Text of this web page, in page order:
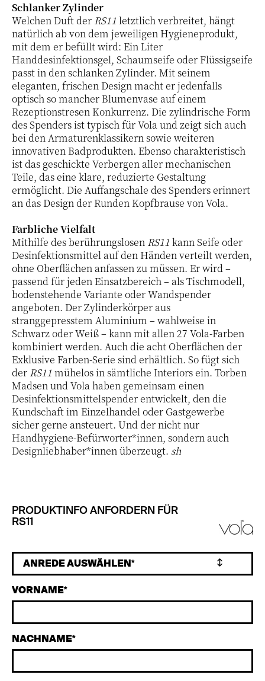
Schlanker Zylinder
Welchen Duft der RS11 letztlich verbreitet, hängt
natürlich ab von dem jeweiligen Hygieneprodukt,
mit dem er befüllt wird: Ein Liter
Handdesinfektionsgel, Schaumseife oder Flüssigseife
passt in den schlanken Zylinder. Mit seinem
eleganten, frischen Design macht er jedenfalls
optisch so mancher Blumenvase auf einem
Rezeptionstresen Konkurrenz. Die zylindrische Form
des Spenders ist typisch für Vola und zeigt sich auch
bei den Armaturenklassikern sowie weiteren
innovativen Badprodukten. Ebenso charakteristisch
ist das geschickte Verbergen aller mechanischen
Teile, das eine klare, reduzierte Gestaltung
ermöglicht. Die Auffangschale des Spenders erinnert
an das Design der Runden Kopfbrause von Vola.
Farbliche Vielfalt
Mithilfe des berührungslosen RS11 kann Seife oder
Desinfektionsmittel auf den Händen verteilt werden,
ohne Oberflächen anfassen zu müssen. Er wird –
passend für jeden Einsatzbereich – als Tischmodell,
bodenstehende Variante oder Wandspender
angeboten. Der Zylinderkörper aus
stranggepresstem Aluminium – wahlweise in
Schwarz oder Weiß – kann mit allen 27 Vola-Farben
kombiniert werden. Auch die acht Oberflächen der
Exklusive Farben-Serie sind erhältlich. So fügt sich
der RS11 mühelos in sämtliche Interiors ein. Torben
Madsen und Vola haben gemeinsam einen
Desinfektionsmittelspender entwickelt, den die
Kundschaft im Einzelhandel oder Gastgewerbe
sicher gerne ansteuert. Und der nicht nur
Handhygiene-Befürworter*innen, sondern auch
Designliebhaber*innen überzeugt. sh
PRODUKTINFO ANFORDERN FÜR
RS11
VORNAME
NACHNAME